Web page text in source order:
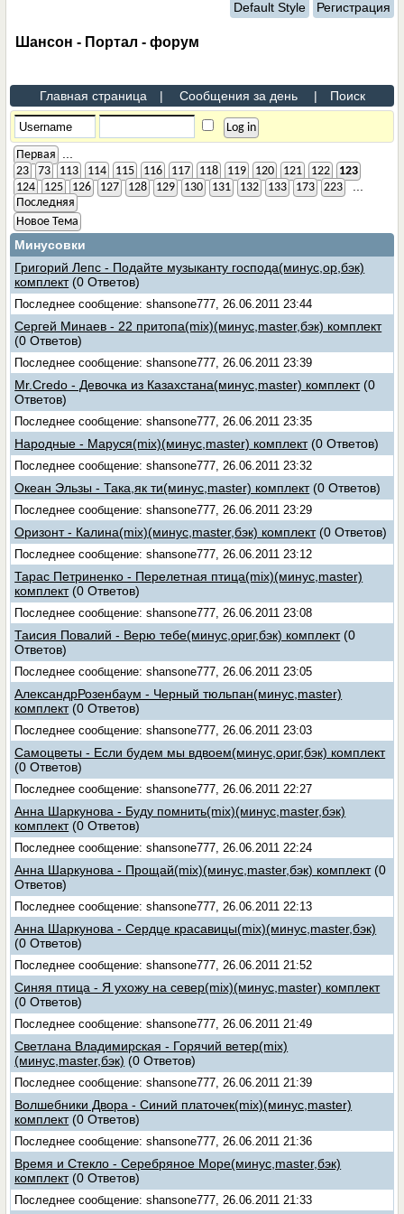
Default Style Регистрация
Шансон - Портал - форум
Главная страница | Сообщения за день | Поиск
Первая
23 73 113 114 115 116 117 118 119 120 121 122
123
124
125 126 127 128 129 130 131 132 133 173 223
Последняя
Новое Тема
Минусовки
Григорий Лепс - Подайте музыканту господа(минус,ор,бэк)
комплект (0 Ответов)
Последнее сообщение: shansone777, 26.06.2011 23:44
Сергей Минаев - 22 притопа(mix)(минус,master,бэк) комплект
(0 Ответов)
Последнее сообщение: shansone777, 26.06.2011 23:39
Mr.Credo - Девочка из Казахстана(минус,master) комплект (0
Ответов)
Последнее сообщение: shansone777, 26.06.2011 23:35
Народные - Маруся(mix)(минус,master) комплект (0 Ответов)
Последнее сообщение: shansone777, 26.06.2011 23:32
Океан Эльзы - Така,як ти(минус,master) комплект (0 Ответов)
Последнее сообщение: shansone777, 26.06.2011 23:29
Оризонт - Калина(mix)(минус,master,бэк) комплект (0 Ответов)
Последнее сообщение: shansone777, 26.06.2011 23:12
Тарас Петриненко - Перелетная птица(mix)(минус,master)
комплект (0 Ответов)
Последнее сообщение: shansone777, 26.06.2011 23:08
Таисия Повалий - Верю тебе(минус,ориг,бэк) комплект (0
Ответов)
Последнее сообщение: shansone777, 26.06.2011 23:05
АлександрРозенбаум - Черный тюльпан(минус,master)
комплект (0 Ответов)
Последнее сообщение: shansone777, 26.06.2011 23:03
Самоцветы - Если будем мы вдвоем(минус,ориг,бэк) комплект
(0 Ответов)
Последнее сообщение: shansone777, 26.06.2011 22:27
Анна Шаркунова - Буду помнить(mix)(минус,master,бэк)
комплект (0 Ответов)
Последнее сообщение: shansone777, 26.06.2011 22:24
Анна Шаркунова - Прощай(mix)(минус,master,бэк) комплект (0
Ответов)
Последнее сообщение: shansone777, 26.06.2011 22:13
Анна Шаркунова - Сердце красавицы(mix)(минус,master,бэк)
(0 Ответов)
Последнее сообщение: shansone777, 26.06.2011 21:52
Синяя птица - Я ухожу на север(mix)(минус,master) комплект
(0 Ответов)
Последнее сообщение: shansone777, 26.06.2011 21:49
Светлана Владимирская - Горячий ветер(mix)
(минус,master,бэк) (0 Ответов)
Последнее сообщение: shansone777, 26.06.2011 21:39
Волшебники Двора - Синий платочек(mix)(минус,master)
комплект (0 Ответов)
Последнее сообщение: shansone777, 26.06.2011 21:36
Время и Стекло - Серебряное Море(минус,master,бэк)
комплект (0 Ответов)
Последнее сообщение: shansone777, 26.06.2011 21:33